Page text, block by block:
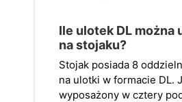
Ile ulotek DL można
na stojaku?
Stojak posiada 8
na ulotki w formacie DL.
wyposażony w cztery